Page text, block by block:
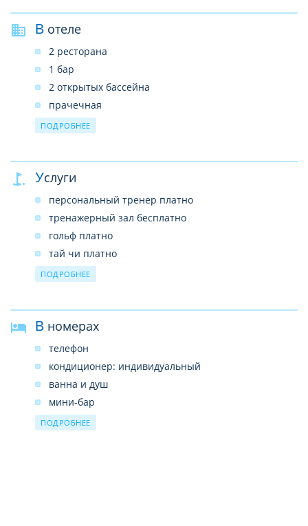
В отеле
2 ресторана
1 бар
2 открытых бассейна
прачечная
лифты
беспроводной интернет в лобби (бесплатно)
ПОДРОБНЕЕ
Услуги
персональный тренер платно
тренажерный зал бесплатно
гольф платно
тай чи платно
пилатес платно
йога платно
ПОДРОБНЕЕ
В номерах
телефон
кондиционер: индивидуальный
ванна и душ
мини-бар
room service: круглосуточно
ПОДРОБНЕЕ